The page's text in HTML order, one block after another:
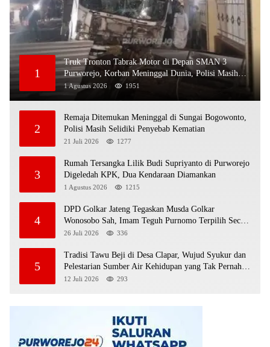
1
Truk Tronton Tabrak Motor di Depan SMAN 3
Purworejo, Korban Meninggal Dunia, Polisi Masih
Selidiki Penyebab
1 Agustus 2026 1951
2
Remaja Ditemukan Meninggal di Sungai Bogowonto,
Polisi Masih Selidiki Penyebab Kematian
21 Juli 2026 1277
3
Rumah Tersangka Lilik Budi Supriyanto di Purworejo
Digeledah KPK, Dua Kendaraan Diamankan
1 Agustus 2026 1215
4
DPD Golkar Jateng Tegaskan Musda Golkar
Wonosobo Sah, Imam Teguh Purnomo Terpilih Secara
Aklamasi
26 Juli 2026 336
5
Tradisi Tawu Beji di Desa Clapar, Wujud Syukur dan
Pelestarian Sumber Air Kehidupan yang Tak Pernah
Kering
12 Juli 2026 293